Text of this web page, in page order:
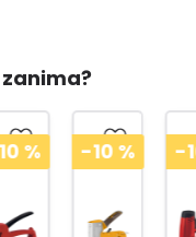
% -10 % -